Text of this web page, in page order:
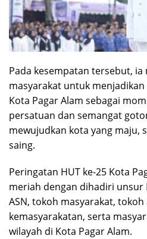
Pada kesempatan tersebut, ia
masyarakat untuk
Kota Pagar Alam sebagai
persatuan dan semangat
mewujudkan kota yang maju,
saing.
Peringatan HUT ke-25 Kota
meriah dengan dihadiri unsur
ASN, tokoh masyarakat,
kemasyarakatan, serta
wilayah di Kota Pagar Alam.